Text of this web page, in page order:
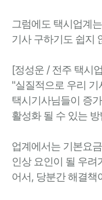
그럼에도 택시업계
기사 구하기도 쉽지
[정성운 / 전주 택시
"실질적으로 우리
택시기사님들이 증
활성화 될 수 있는
업계에서는 기본요
인상 요인이 될 우려
어서, 당분간 해결책